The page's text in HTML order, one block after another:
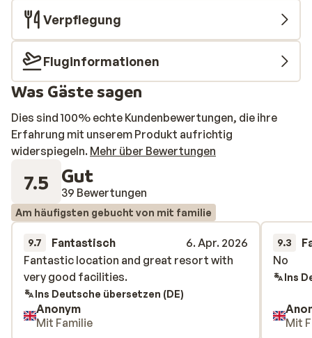
Verpflegung
Fluginformationen
Was Gäste sagen
Dies sind 100% echte Kundenbewertungen, die ihre
Erfahrung mit unserem Produkt aufrichtig
widerspiegeln. Mehr über Bewertungen
7.5 Gut
39 Bewertungen
Am häufigsten gebucht von mit familie
9.7 Fantastisch
6. Apr. 2026
Fantastic location and great resort with
very good facilities.
Fantastic location and great resort with
very good facilities.
Ins Deutsche übersetzen (DE)
Anonym
Mit Familie
9.3
No
No
Ins
Mit